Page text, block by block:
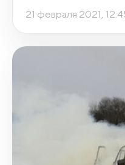
21 февраля 2021,